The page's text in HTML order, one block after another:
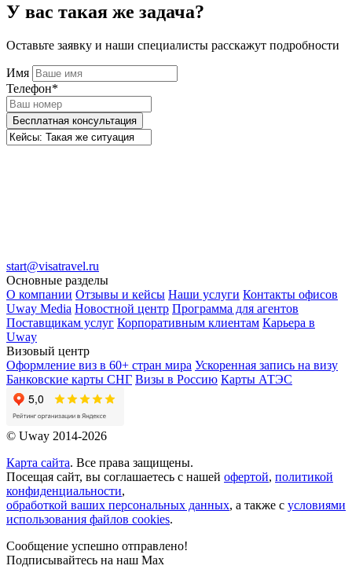
У вас такая же задача?
Оставьте заявку и наши специалисты расскажут подробности
Имя
Телефон*
Бесплатная консультация
start@visatravel.ru
Основные разделы
О компании Отзывы и кейсы Наши услуги Контакты офисов
Uway Media Новостной центр Программа для агентов
Поставщикам услуг Корпоративным клиентам Карьера в
Uway
Визовый центр
Оформление виз в 60+ стран мира Ускоренная запись на визу
Банковские карты СНГ Визы в Россию Карты АТЭС
© Uway 2014-2026
Карта сайта. Все права защищены.
Посещая сайт, вы соглашаетесь с нашей офертой, политикой
конфиденциальности,
обработкой ваших персональных данных, а также с условиями
использования файлов cookies.
Сообщение успешно отправлено!
Подписывайтесь на наш Max